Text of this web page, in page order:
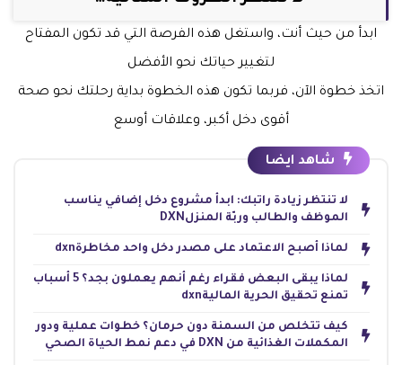
ابدأ من حيث أنت، واستغل هذه الفرصة التي قد تكون المفتاح
لتغيير حياتك نحو الأفضل
اتخذ خطوة الآن، فربما تكون هذه الخطوة بداية رحلتك نحو صحة
أقوى دخل أكبر، وعلاقات أوسع
شاهد ايضا
لا تنتظر زيادة راتبك: ابدأ مشروع دخل إضافي يناسب
الموظف والطالب وربّة المنزلDXN
لماذا أصبح الاعتماد على مصدر دخل واحد مخاطرةdxn
لماذا يبقى البعض فقراء رغم أنهم يعملون بجد؟ 5 أسباب
تمنع تحقيق الحرية الماليةdxn
كيف تتخلص من السمنة دون حرمان؟ خطوات عملية ودور
المكملات الغذائية من DXN في دعم نمط الحياة الصحي